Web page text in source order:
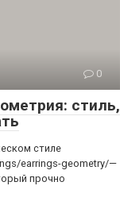
0
стиль,
стиле
earrings-geometry/—
прочно